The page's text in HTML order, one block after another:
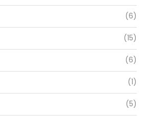
(6)
(15)
(6)
(1)
(5)